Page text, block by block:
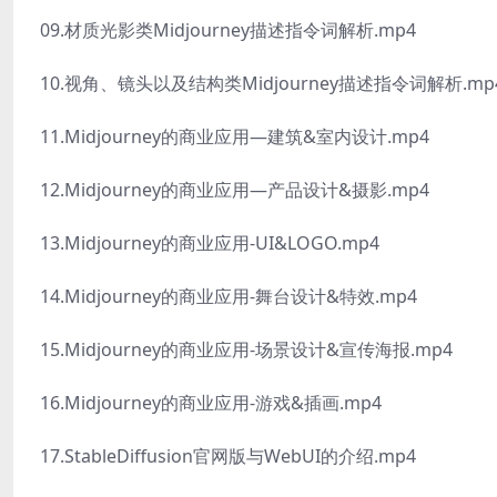
09.材质光影类Midjourney描述指令词解析.mp4
10.视角、镜头以及结构类Midjourney描述指令词解析
11.Midjourney的商业应用—建筑&室内设计.mp4
12.Midjourney的商业应用—产品设计&摄影.mp4
13.Midjourney的商业应用-UI&LOGO.mp4
14.Midjourney的商业应用-舞台设计&特效.mp4
15.Midjourney的商业应用-场景设计&宣传海报.mp4
16.Midjourney的商业应用-游戏&插画.mp4
17.StableDiffusion官网版与WebUI的介绍.mp4